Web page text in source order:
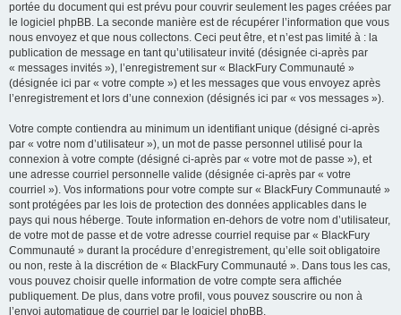
portée du document qui est prévu pour couvrir seulement les pages créées par
le logiciel phpBB. La seconde manière est de récupérer l’information que vous
nous envoyez et que nous collectons. Ceci peut être, et n’est pas limité à : la
publication de message en tant qu’utilisateur invité (désignée ci-après par
« messages invités »), l’enregistrement sur « BlackFury Communauté »
(désignée ici par « votre compte ») et les messages que vous envoyez après
l’enregistrement et lors d’une connexion (désignés ici par « vos messages »).
Votre compte contiendra au minimum un identifiant unique (désigné ci-après
par « votre nom d’utilisateur »), un mot de passe personnel utilisé pour la
connexion à votre compte (désigné ci-après par « votre mot de passe »), et
une adresse courriel personnelle valide (désignée ci-après par « votre
courriel »). Vos informations pour votre compte sur « BlackFury Communauté »
sont protégées par les lois de protection des données applicables dans le
pays qui nous héberge. Toute information en-dehors de votre nom d’utilisateur,
de votre mot de passe et de votre adresse courriel requise par « BlackFury
Communauté » durant la procédure d’enregistrement, qu’elle soit obligatoire
ou non, reste à la discrétion de « BlackFury Communauté ». Dans tous les cas,
vous pouvez choisir quelle information de votre compte sera affichée
publiquement. De plus, dans votre profil, vous pouvez souscrire ou non à
l’envoi automatique de courriel par le logiciel phpBB.